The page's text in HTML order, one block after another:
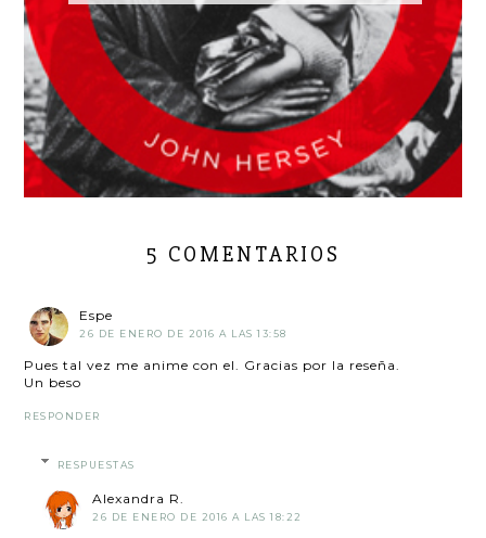
5 COMENTARIOS
Espe
26 DE ENERO DE 2016 A LAS 13:58
Pues tal vez me anime con el. Gracias por la reseña.
Un beso
RESPONDER
RESPUESTAS
Alexandra R.
26 DE ENERO DE 2016 A LAS 18:22